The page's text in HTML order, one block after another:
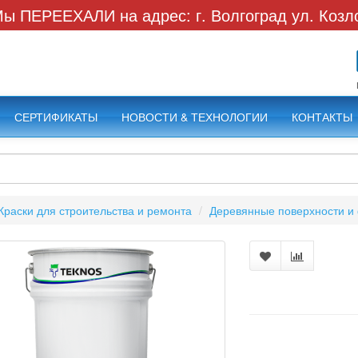
ПЕРЕЕХАЛИ на адрес: г. Волгоград ул.
СЕРТИФИКАТЫ НОВОСТИ & ТЕХНОЛОГИИ КОНТАКТЫ
для строительства и ремонта Деревянные поверхности